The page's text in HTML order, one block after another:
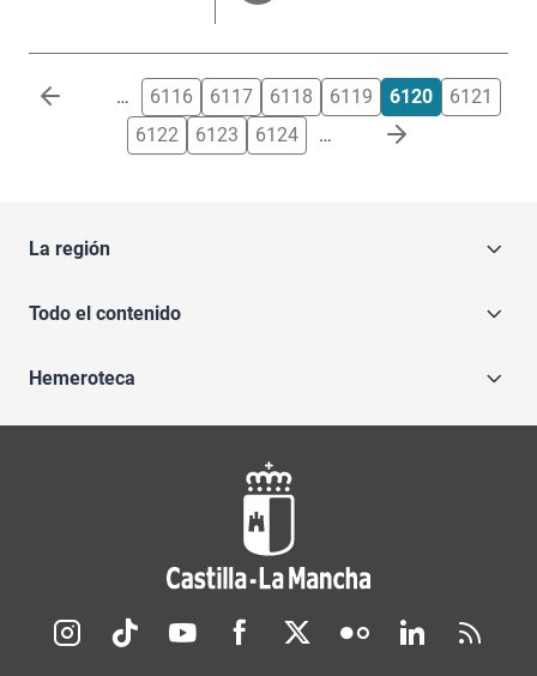
Paginación … 6116 6117 6118 6119 6120
6121
6122
6123 6124 …
La región
Todo el contenido
Hemeroteca
Redes sociales JCCM